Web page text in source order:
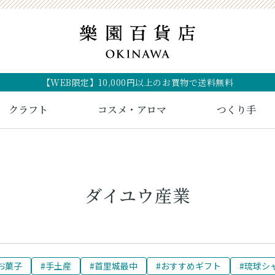
【WEB限定】10,000円以上のお買物で送料無料
クラフト コスメ・アロマ つくり手
ダイユウ産業
菓子 #手土産 #首里城最中 #おすすめギフト #琉球シ